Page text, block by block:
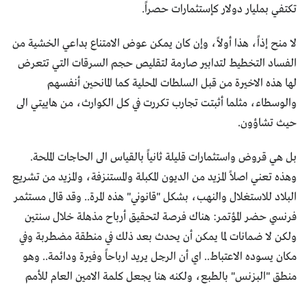
تكتفي بمليار دولار كإستثمارات حصراً.
لا منح إذاً، هذا أولاً، وإن كان يمكن عوض الامتناع بداعي الخشية من
الفساد التخطيط لتدابير صارمة لتقليص حجم السرقات التي تتعرض
لها هذه الاخيرة من قبل السلطات المحلية كما المانحين أنفسهم
والوسطاء، مثلما أثبتت تجارب تكررت في كل الكوارث، من هاييتي الى
حيث تشاؤون.
بل هي قروض واستثمارات قليلة ثانياً بالقياس الى الحاجات الملحة.
وهذه تعني اصلاً المزيد من الديون المكبلة والمستنزفة، والمزيد من تشريع
البلاد للاستغلال والنهب، بشكل "قانوني" هذه المرة.. وقد قال مستثمر
فرنسي حضر المؤتمر: هناك فرصة لتحقيق أرباح مذهلة خلال سنتين
ولكن لا ضمانات لما يمكن أن يحدث بعد ذلك في منطقة مضطربة وفي
مكان يسوده الاعتباط.. اي أن الرجل يريد ارباحاً وفيرة ودائمة.. وهو
منطق "البزنس" بالطبع، ولكنه هنا يجعل كلمة الامين العام للأمم